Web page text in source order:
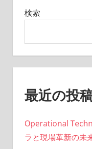
の
ー
ジ
り
検索
最近の投
Operational
ラと現場革新の未